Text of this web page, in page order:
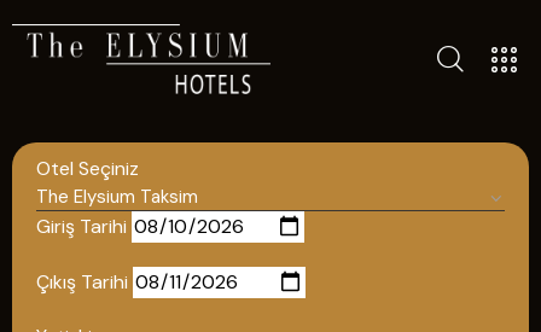
Otel Seçiniz
Giriş Tarihi
Çıkış Tarihi
ALL HOTELS
POLICIES
TÜRKÇE